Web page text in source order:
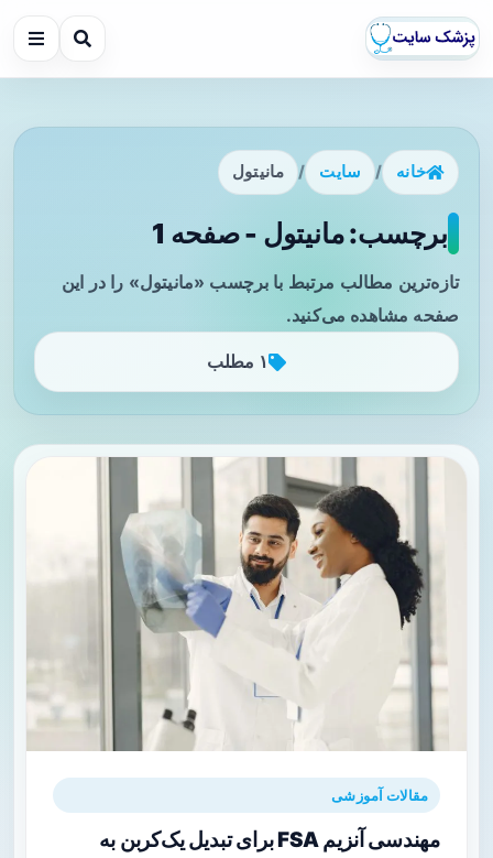
خانه / سایت / مانیتول
برچسب: مانیتول - صفحه 1
تازه‌ترین مطالب مرتبط با برچسب «مانیتول» را در این
صفحه مشاهده می‌کنید.
۱ مطلب
مقالات آموزشی
مهندسی آنزیم FSA برای تبدیل یک‌کربن به